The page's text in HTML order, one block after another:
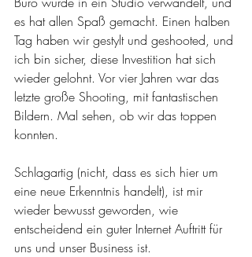
es hat allen Spaß gemacht. Einen halben
Tag haben wir gestylt und geshooted, und
ich bin sicher, diese Investition hat sich
wieder gelohnt. Vor vier Jahren war das
letzte große Shooting, mit fantastischen
Bildern. Mal sehen, ob wir das toppen
konnten.
Schlagartig (nicht, dass es sich hier um
eine neue Erkenntnis handelt), ist mir
wieder bewusst geworden, wie
entscheidend ein guter Internet Auftritt für
uns und unser Business ist.